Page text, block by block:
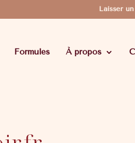
Laisser
Formules À propos